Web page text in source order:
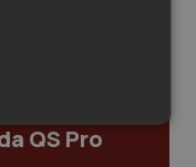
QS Pro
Marketing